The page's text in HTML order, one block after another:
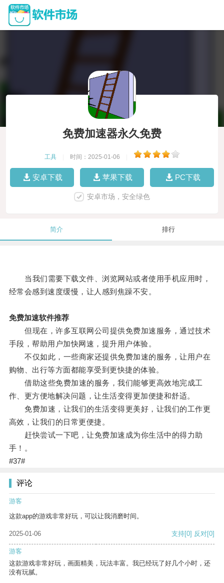
免费加速器永久免费
工具 时间：2025-01-06
安卓下载 苹果下载 PC下载
安卓市场，安全绿色
简介 排行
当我们需要下载文件、浏览网站或者使用手机应用时，
经常会感到速度缓慢，让人感到焦躁不安。
免费加速软件推荐
但现在，许多互联网公司提供免费加速服务，通过技术
手段，帮助用户加快网速，提升用户体验。
不仅如此，一些商家还提供免费加速的服务，让用户在
购物、出行等方面都能享受到更快捷的体验。
借助这些免费加速的服务，我们能够更高效地完成工
作、更方便地解决问题，让生活变得更加便捷和舒适。
免费加速，让我们的生活变得更美好，让我们的工作更
高效，让我们的日常更便捷。
赶快尝试一下吧，让免费加速成为你生活中的得力助
手！。
#37#
评论
游客
这款app的游戏非常好玩，可以让我消磨时间。
2025-01-06 支持[0] 反对[0]
游客
这款游戏非常好玩，画面精美，玩法丰富。我已经玩了好几个小时，还
没有玩腻。